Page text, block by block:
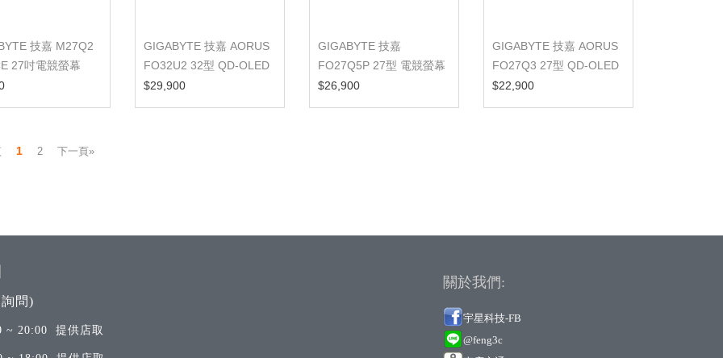
技嘉 M27Q2
27吋電競螢幕
GIGABYTE 技嘉 AORUS
FO32U2 32型 QD-OLED
真4K電競螢幕...
$29,900
GIGABYTE 技嘉
FO27Q5P 27型 電競螢幕
(27型/2K/QHD/50...
$26,900
GIGABYTE 技嘉 AORUS
FO27Q3 27型 QD-OLED
2K 360HZ電...
$22,900
1 2 下一頁»
問)
~ 20:00 提供店取
關於我們:
宇星科技-FB
@feng3c